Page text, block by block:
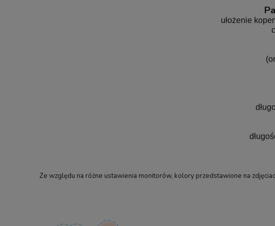
ułożenie
Ze względu na różne ustawienia monitorów, kolory przedstawione na